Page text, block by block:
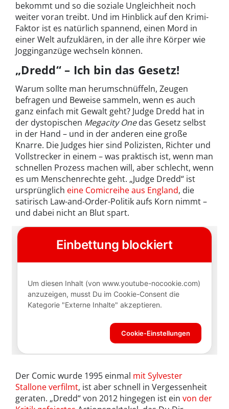
bekommt und so die soziale Ungleichheit noch
weiter voran treibt. Und im Hinblick auf den Krimi-
Faktor ist es natürlich spannend, einen Mord in
einer Welt aufzuklären, in der alle ihre Körper wie
Jogginganzüge wechseln können.
„Dredd“ – Ich bin das Gesetz!
Warum sollte man herumschnüffeln, Zeugen
befragen und Beweise sammeln, wenn es auch
ganz einfach mit Gewalt geht? Judge Dredd hat in
der dystopischen Megacity Onedas Gesetz selbst
in der Hand – und in der anderen eine große
Knarre. Die Judges hier sind Polizisten, Richter und
Vollstrecker in einem – was praktisch ist, wenn man
schnellen Prozess machen will, aber schlecht, wenn
es um Menschenrechte geht. „Judge Dredd“ ist
ursprünglich eine Comicreihe aus England, die
satirisch Law-and-Order-Politik aufs Korn nimmt –
und dabei nicht an Blut spart.
Der Comic wurde 1995 einmal mit Sylvester
Stallone verfilmt, ist aber schnell in Vergessenheit
geraten. „Dredd“ von 2012 hingegen ist ein von der